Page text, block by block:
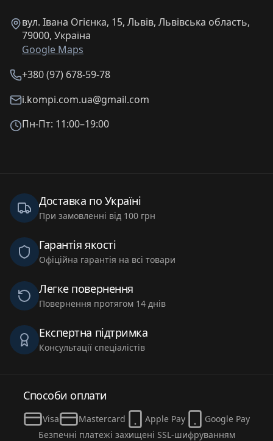
вул. Івана Огієнка, 15, Львів, Львівська область,
79000, Україна
Google Maps
+380 (97) 678-59-78
i.kompi.com.ua@gmail.com
Пн-Пт: 11:00–19:00
Доставка по Україні
При замовленні від 100 грн
Гарантія якості
Офіційна гарантія на всі товари
Легке повернення
Повернення протягом 14 днів
Експертна підтримка
Консультації спеціалістів
Способи оплати
Visa Mastercard Apple Pay
Google Pay
Безпечні платежі захищені SSL-шифруванням